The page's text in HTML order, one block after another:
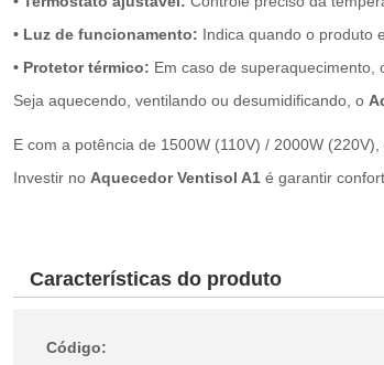
• Luz de funcionamento: Indica quando o produto
• Protetor térmico: Em caso de superaquecimento,
Seja aquecendo, ventilando ou desumidificando, o
E com a potência de 1500W (110V) / 2000W
Investir no Aquecedor Ventisol A1 é garantir
Características do produto
Código: